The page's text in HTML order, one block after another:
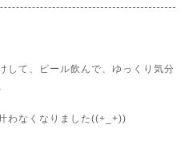
して、ビール飲んで、ゆっくり気分
わなくなりました((+_+))